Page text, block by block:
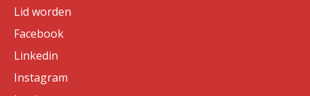
Lid worden
Facebook
Linkedin
Instagram